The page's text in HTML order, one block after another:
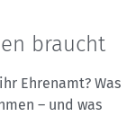
braucht
Ehrenamt? Was
– und was